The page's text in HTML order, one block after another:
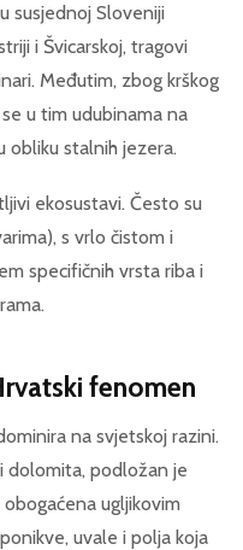
susjednoj Sloveniji
i Švicarskoj, tragovi
Međutim, zbog krškog
u tim udubinama na
obliku stalnih jezera.
ekosustavi. Često su
s vrlo čistom i
specifičnih vrsta riba i
fenomen
na svjetskoj razini.
dolomita, podložan je
ugljikovim
uvale i polja koja